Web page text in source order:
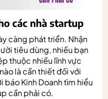
các nhà startup
càng phát triển. Nhận
tiêu dùng, nhiều bạn
thuộc nhiều lĩnh vực
là cần thiết đối với
báo Kinh Doanh tìm hiểu
cần phải có.